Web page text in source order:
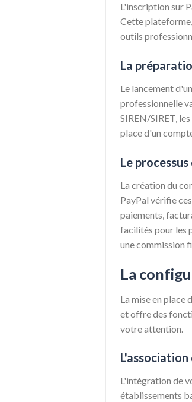
L'inscription sur
Cette
outils
La
Le lancement
professionnelle
SIREN/SIRET,
place d'un
Le
La création du
PayPal vérifie
paiements,
facilités pour les
une commission
La
La mise en
et offre des
votre attention.
L'intégration de
établissements